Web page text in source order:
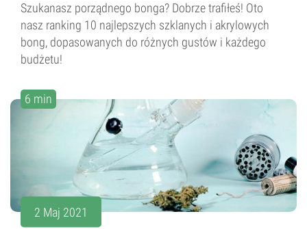
Szukanasz porządnego bonga? Dobrze trafiłeś! Oto
nasz ranking 10 najlepszych szklanych i akrylowych
bong, dopasowanych do różnych gustów i każdego
budżetu!
6 min
2 Maj 2021